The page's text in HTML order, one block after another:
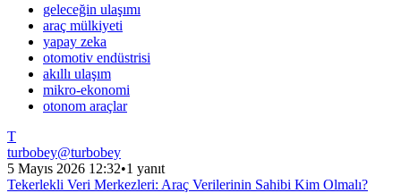
geleceğin ulaşımı
araç mülkiyeti
yapay zeka
otomotiv endüstrisi
akıllı ulaşım
mikro-ekonomi
otonom araçlar
T
turbobey@turbobey
5 Mayıs 2026 12:32•1 yanıt
Tekerlekli Veri Merkezleri: Araç Verilerinin Sahibi Kim Olmalı?